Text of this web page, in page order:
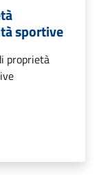
sportive
proprietà